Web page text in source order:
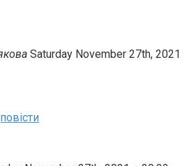
Saturday November 27th, 2021